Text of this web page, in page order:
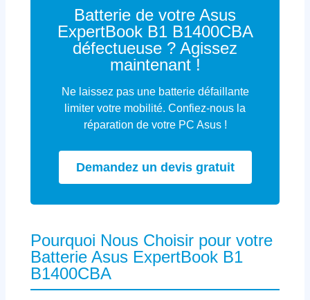
Batterie de votre Asus
ExpertBook B1 B1400CBA
défectueuse ? Agissez
maintenant !
Ne laissez pas une batterie défaillante
limiter votre mobilité. Confiez-nous la
réparation de votre PC Asus !
Demandez un devis gratuit
Pourquoi Nous Choisir pour votre
Batterie Asus ExpertBook B1
B1400CBA